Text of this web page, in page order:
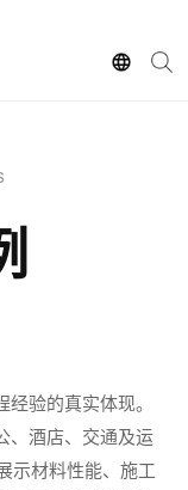
验的真实体现。
、酒店、交通及运
示材料性能、施工